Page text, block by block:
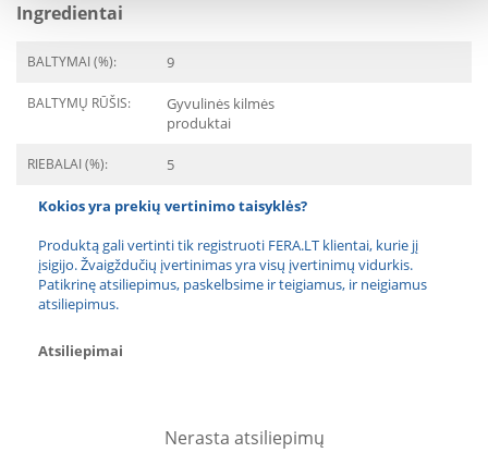
Ingredientai
BALTYMAI (%): 9
BALTYMŲ RŪŠIS:
Gyvulinės kilmės
produktai
RIEBALAI (%): 5
Kokios yra prekių vertinimo taisyklės?
Produktą gali vertinti tik registruoti FERA.LT klientai, kurie jį
įsigijo. Žvaigždučių įvertinimas yra visų įvertinimų vidurkis.
Patikrinę atsiliepimus, paskelbsime ir teigiamus, ir neigiamus
atsiliepimus.
Atsiliepimai
Nerasta atsiliepimų